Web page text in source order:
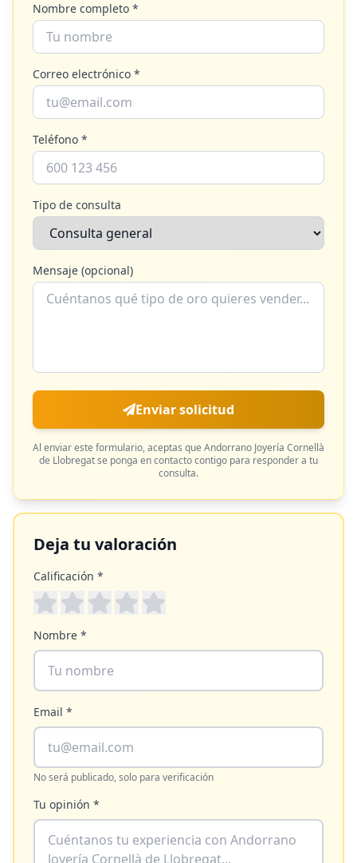
Nombre completo *
Correo electrónico *
Teléfono *
Tipo de consulta
Mensaje (opcional)
Enviar solicitud
Al enviar este formulario, aceptas que Andorrano Joyería Cornellà
de Llobregatse ponga en contacto contigo para responder a tu
consulta.
Deja tu valoración
Calificación *
Nombre *
Email *
No será publicado, solo para verificación
Tu opinión *